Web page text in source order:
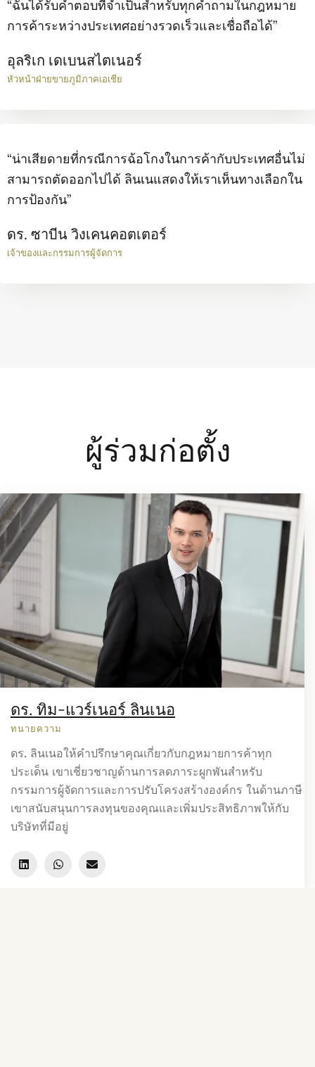
“ฉันได้รับคำตอบที่จำเป็นสำหรับทุกคำถามในกฎหมาย
การค้าระหว่างประเทศอย่างรวดเร็วและเชื่อถือได้”
อุลริเก เดเบนสไตเนอร์
หัวหน้าฝ่ายขายภูมิภาคเอเชีย
“น่าเสียดายที่กรณีการฉ้อโกงในการค้ากับประเทศอื่นไม่
สามารถตัดออกไปได้ ลินเนแสดงให้เราเห็นทางเลือกใน
การป้องกัน”
ดร. ซาบีน วิงเคนคอตเตอร์
เจ้าของและกรรมการผู้จัดการ
ผู้ร่วมก่อตั้ง
ดร. ทิม-แวร์เนอร์ ลินเนอ
ทนายความ
ดร. ลินเนอให้คำปรึกษาคุณเกี่ยวกับกฎหมายการค้าทุก
ประเด็น เขาเชี่ยวชาญด้านการลดภาระผูกพันสำหรับ
กรรมการผู้จัดการและการปรับโครงสร้างองค์กร ในด้านภาษี
เขาสนับสนุนการลงทุนของคุณและเพิ่มประสิทธิภาพให้กับ
บริษัทที่มีอยู่